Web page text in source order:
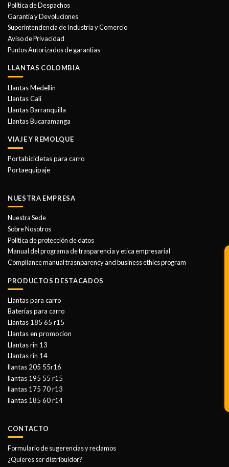
pueden
elegir
en
la
página
de
Política de Despachos
Garantía y Devoluciones
Superintendencia de Industria y Comercio
Aviso de Privacidad
Puntos Autorizados de garantias
LLANTAS COLOMBIA
Llantas Medellin
Llantas Cali
Llantas Barranquilla
Llantas Bucaramanga
VIAJE Y REMOLQUE
Portabicicletas para carro
Portaequipaje
NUESTRA EMPRESA
Nuestra Sede
Sobre Nosotros
Politica de protección de datos
Manual del programa de trasparencia y etica empresarial
Compliance manual trasnparency and business ethics program
PRODUCTOS DESTACADOS
Llantas para carro
Baterías para carro
Llantas 185 65 r15
Llantas en promocion
Llantas rin 13
Llantas rin 14
llantas 205 55r16
llantas 195 55 r15
llantas 175 70 r13
llantas 185 60 r14
CONTACTO
Formulario de sugerencias y reclamos
¿Quieres ser distribuidor?